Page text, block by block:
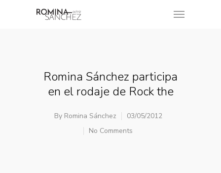
Romina Sánchez participa
en el rodaje de Rock the
By Romina Sánchez
03/05/2012
No Comments